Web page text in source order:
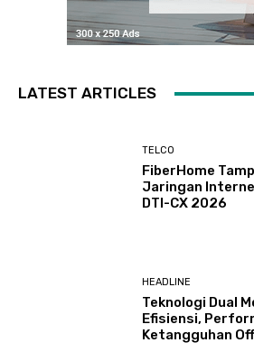
LATEST ARTICLES
TELCO
FiberHome
Jaringan
DTI-CX 2026
HEADLINE
Teknologi Dual
Efisiensi,
Ketangguhan